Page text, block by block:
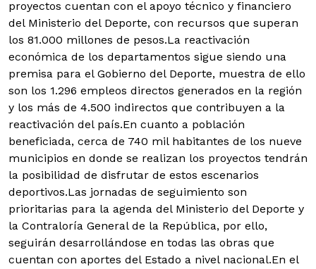
proyectos cuentan con el apoyo técnico y financiero
del Ministerio del Deporte, con recursos que superan
los 81.000 millones de pesos.La reactivación
económica de los departamentos sigue siendo una
premisa para el Gobierno del Deporte, muestra de ello
son los 1.296 empleos directos generados en la región
y los más de 4.500 indirectos que contribuyen a la
reactivación del país.En cuanto a población
beneficiada, cerca de 740 mil habitantes de los nueve
municipios en donde se realizan los proyectos tendrán
la posibilidad de disfrutar de estos escenarios
deportivos.Las jornadas de seguimiento son
prioritarias para la agenda del Ministerio del Deporte y
la Contraloría General de la República, por ello,
seguirán desarrollándose en todas las obras que
cuentan con aportes del Estado a nivel nacional.En el